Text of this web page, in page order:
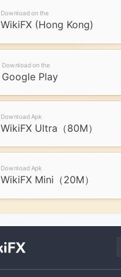
Download on the
WikiFX (Hong Kong)
Download on the
Google Play
Download Apk
WikiFX Ultra（80M）
Download Apk
WikiFX Mini（20M）